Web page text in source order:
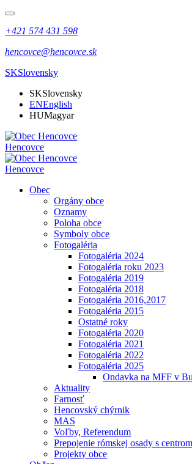
+421 574 431 598
hencovce@hencovce.sk
SKSlovensky
SKSlovensky
ENEnglish
HUMagyar
Hencovce
Hencovce
Obec
Orgány obce
Oznamy
Poloha obce
Symboly obce
Fotogaléria
Fotogaléria 2024
Fotogaléria roku 2023
Fotogaléria 2019
Fotogaléria 2018
Fotogaléria 2016,2017
Fotogaléria 2015
Ostatné roky
Fotogaléria 2020
Fotogaléria 2021
Fotogaléria 2022
Fotogaléria 2025
Ondavka na MFF v
Aktuality
Farnosť
Hencovský chýrnik
MAS
Voľby, Referendum
Prepojenie rómskej osady s
Projekty obce